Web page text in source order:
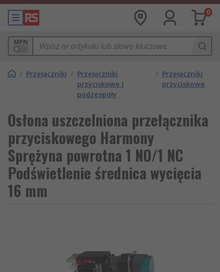
0
MPN
/ Przełączniki / Przełączniki
przyciskowe i
podzespoły
/ Przełączniki
przyciskowe
Osłona uszczelniona przełącznika
przyciskowego Harmony
Sprężyna powrotna 1 NO/1 NC
Podświetlenie średnica wycięcia
16 mm